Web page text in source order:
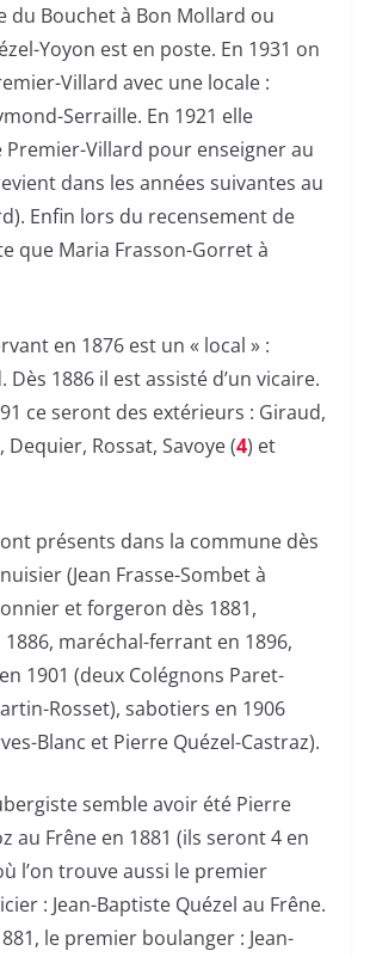
du Bouchet à Bon Mollard ou
Yoyon est en poste. En 1931 on
Villard avec une locale :
Serraille. En 1921 elle
Premier-Villard pour enseigner au
dans les années suivantes au
Enfin lors du recensement de
que Maria Frasson-Gorret à
en 1876 est un « local » :
Dès 1886 il est assisté d’un vicaire.
ce seront des extérieurs : Giraud,
Dequier, Rossat, Savoye (4) et
présents dans la commune dès
(Jean Frasse-Sombet à
et forgeron dès 1881,
maréchal-ferrant en 1896,
1901 (deux Colégnons Paret-
Rosset), sabotiers en 1906
Blanc et Pierre Quézel-Castraz).
semble avoir été Pierre
au Frêne en 1881 (ils seront 4 en
l’on trouve aussi le premier
: Jean-Baptiste Quézel au Frêne.
le premier boulanger : Jean-